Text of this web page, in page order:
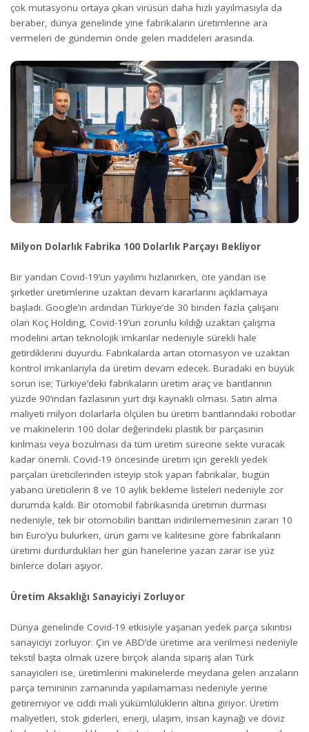
çok mutasyonu ortaya çıkan virüsün daha hızlı yayılmasıyla da
beraber, dünya genelinde yine fabrikaların üretimlerine ara
vermeleri de gündemin önde gelen maddeleri arasında.
Milyon Dolarlık Fabrika 100 Dolarlık Parçayı Bekliyor
Bir yandan Covid-19’un yayılımı hızlanırken, öte yandan ise
şirketler üretimlerine uzaktan devam kararlarını açıklamaya
başladı. Google’ın ardından Türkiye’de 30 binden fazla çalışanı
olan Koç Holding, Covid-19’un zorunlu kıldığı uzaktan çalışma
modelini artan teknolojik imkanlar nedeniyle sürekli hale
getirdiklerini duyurdu. Fabrikalarda artan otomasyon ve uzaktan
kontrol imkanlarıyla da üretim devam edecek. Buradaki en büyük
sorun ise; Türkiye’deki fabrikaların üretim araç ve bantlarının
yüzde 90’ından fazlasının yurt dışı kaynaklı olması. Satın alma
maliyeti milyon dolarlarla ölçülen bu üretim bantlarındaki robotlar
ve makinelerin 100 dolar değerindeki plastik bir parçasının
kırılması veya bozulması da tüm üretim sürecine sekte vuracak
kadar önemli. Covid-19 öncesinde üretim için gerekli yedek
parçaları üreticilerinden isteyip stok yapan fabrikalar, bugün
yabancı üreticilerin 8 ve 10 aylık bekleme listeleri nedeniyle zor
durumda kaldı. Bir otomobil fabrikasında üretimin durması
nedeniyle, tek bir otomobilin banttan indirilememesinin zararı 10
bin Euro’yu bulurken, ürün gamı ve kalitesine göre fabrikaların
üretimi durdurdukları her gün hanelerine yazan zarar ise yüz
binlerce doları aşıyor.
Üretim Aksaklığı Sanayiciyi Zorluyor
Dünya genelinde Covid-19 etkisiyle yaşanan yedek parça sıkıntısı
sanayiciyi zorluyor. Çin ve ABD’de üretime ara verilmesi nedeniyle
tekstil başta olmak üzere birçok alanda sipariş alan Türk
sanayicileri ise, üretimlerini makinelerde meydana gelen arızaların
parça temininin zamanında yapılamaması nedeniyle yerine
getiremiyor ve ciddi mali yükümlülüklerin altına giriyor. Üretim
maliyetleri, stok giderleri, enerji, ulaşım, insan kaynağı ve döviz